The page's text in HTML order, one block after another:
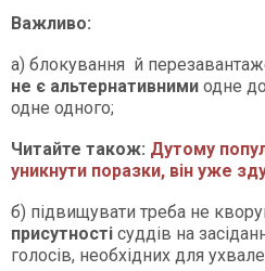
Важливо:
а) блокування й
не є альтернативними одне
одне одного;
Читайте також: Дутому
уникнути поразки, він уже
б) підвищувати треба не
присутності суддів на
голосів, необхідних для